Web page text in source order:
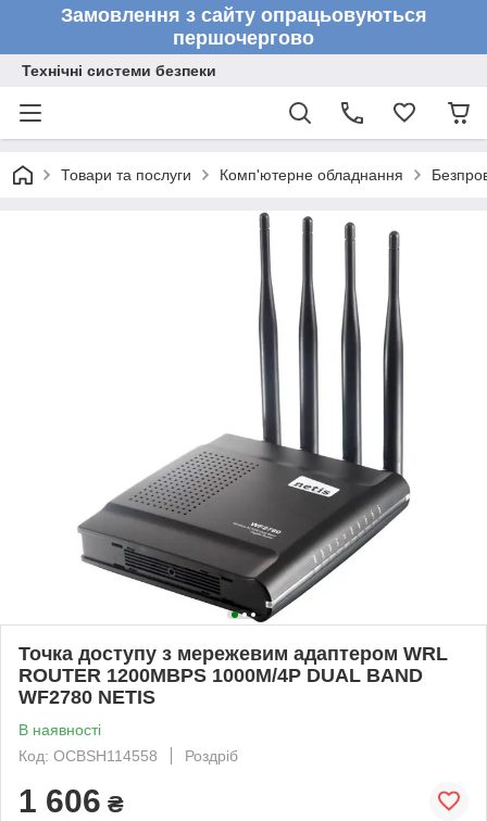
Замовлення з сайту опрацьовуються
першочергово
Технічні системи безпеки
Товари та послуги Комп'ютерне обладнання
Точка доступу з мережевим адаптером WRL
ROUTER 1200MBPS 1000M/4P DUAL BAND
WF2780 NETIS
В наявності
Код: OCBSH114558
Роздріб
1 606 ₴